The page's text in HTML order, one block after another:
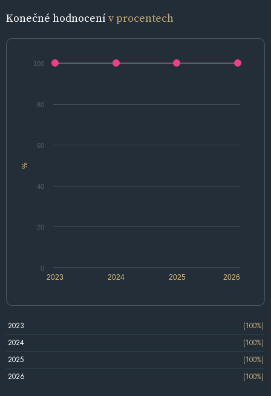
Konečné hodnocenív procentech
%
2024 2026
2023 2025
0
20
40
60
80
100
2023
(100%)
2024
(100%)
2025
(100%)
2026
(100%)